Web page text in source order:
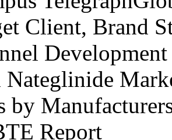
Client, Brand
Development
Nateglinide
by
Report